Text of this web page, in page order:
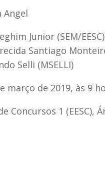
Angel
Junior (SEM/
Santiago
Selli (MSELLI)
março de 2019, às 9
Concursos 1